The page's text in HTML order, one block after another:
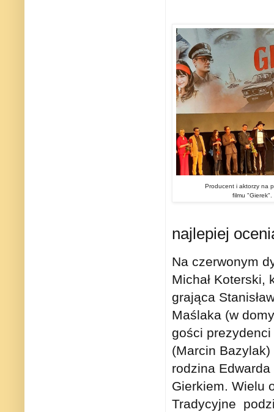
Producent i aktorzy na
filmu "Gierek".
najlepiej
Na czerwonym
Michał Koterski,
grająca
Maślaka (w
gości
(Marcin
rodzina
Gierkiem. Wielu
Tradycyjne